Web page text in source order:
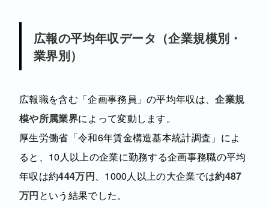
広報の平均年収データ（企業規模別・
業界別）
広報職を含む「企画事務員」の平均年収は、企業規
模や所属業界によって変動します。
厚生労働省「令和6年賃金構造基本統計調査」によ
ると、10人以上の企業に勤務する企画事務職の平均
年収は約444万円、1000人以上の大企業では約487
万円という結果でした。